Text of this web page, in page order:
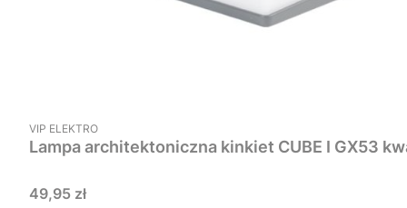
PRODUCENT
VIP ELEKTRO
Lampa architektoniczna kinkiet CUBE I GX53
Cena
49,95 zł